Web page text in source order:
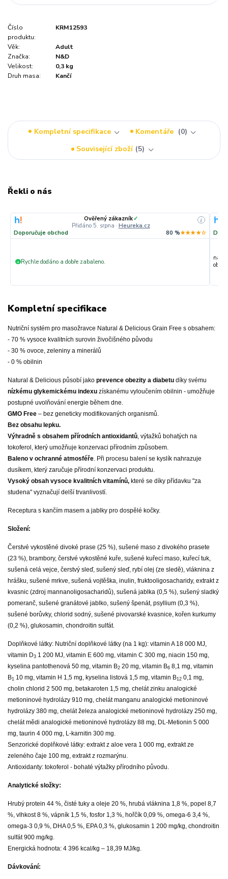
Číslo
produktu:
KRM12593
Věk:
Adult
Značka:
N&D
Velikost:
0,3 kg
Druh masa:
Kančí
Kompletní specifikace Komentáře
0
Související zboží 5
Řekli o nás
Ověřený zákazník✓
Přidáno 5. srpna · Heureka.cz
i
Doporučuje obchod 80 %★★★★☆
+ Rychle dodáno a dobře zabaleno.
Kompletní specifikace
Nutriční systém pro masožravce Natural & Delicious Grain Free s obsahem:
- 70 % vysoce kvalitních surovin živočišného původu
- 30 % ovoce, zeleniny a minerálů
- 0 % obilnin
Natural & Delicious působí jako prevence obezity a diabetu díky svému
nízkému glykemickému indexu získanému vyloučením obilnin - umožňuje
postupné uvolňování energie během dne.
GMO Free – bez geneticky modifikovaných organismů.
Bez obsahu lepku.
Výhradně s obsahem přírodních antioxidantů, výtažků bohatých na
tokoferol, který umožňuje konzervaci přírodním způsobem.
Baleno v ochranné atmosféře. Při procesu balení se kyslík nahrazuje
dusíkem, který zaručuje přírodní konzervaci produktu.
Vysoký obsah vysoce kvalitních vitamínů, které se díky přídavku "za
studena" vyznačují delší trvanlivostí.
Receptura s kančím masem a jablky pro dospělé kočky.
Složení:
Čerstvé vykostěné divoké prase (25 %), sušené maso z divokého prasete
(23 %), brambory, čerstvé vykostěné kuře, sušené kuřecí maso, kuřecí tuk,
sušená celá vejce, čerstvý sleď, sušený sleď, rybí olej (ze sledě), vláknina z
hrášku, sušené mrkve, sušená vojtěška, inulin, fruktooligosacharidy, extrakt z
kvasnic (zdroj mannanoligosacharidů), sušená jablka (0,5 %), sušený sladký
pomeranč, sušené granátové jablko, sušený špenát, psyllium (0,3 %),
sušené borůvky, chlorid sodný, sušené pivovarské kvasnice, kořen kurkumy
(0,2 %), glukosamin, chondroitin sulfát.
Doplňkové látky: Nutriční doplňkové látky (na 1 kg): vitamin A 18 000 MJ,
vitamin D3 1 200 MJ, vitamin E 600 mg, vitamin C 300 mg, niacin 150 mg,
kyselina pantothenová 50 mg, vitamin B2 20 mg, vitamin B6 8,1 mg, vitamin
B1 10 mg, vitamin H 1,5 mg, kyselina listová 1,5 mg, vitamin B12 0,1 mg,
cholin chlorid 2 500 mg, betakaroten 1,5 mg, chelát zinku analogické
metioninové hydrolázy 910 mg, chelát manganu analogické metioninové
hydrolázy 380 mg, chelát železa analogické metioninové hydrolázy 250 mg,
chelát mědi analogické metioninové hydrolázy 88 mg, DL-Metionin 5 000
mg, taurin 4 000 mg, L-karnitin 300 mg.
Senzorické doplňkové látky: extrakt z aloe vera 1 000 mg, extrakt ze
zeleného čaje 100 mg, extrakt z rozmarýnu.
Antioxidanty: tokoferol - bohaté výtažky přírodního původu.
Analytické složky:
Hrubý protein 44 %, čisté tuky a oleje 20 %, hrubá vláknina 1,8 %, popel 8,7
%, vlhkost 8 %, vápník 1,5 %, fosfor 1,3 %, hořčík 0,09 %, omega-6 3,4 %,
omega-3 0,9 %, DHA 0,5 %, EPA 0,3 %, glukosamin 1 200 mg/kg, chondroitin
sulfát 900 mg/kg.
Energická hodnota: 4 396 kcal/kg – 18,39 MJ/kg.
Dávkování: